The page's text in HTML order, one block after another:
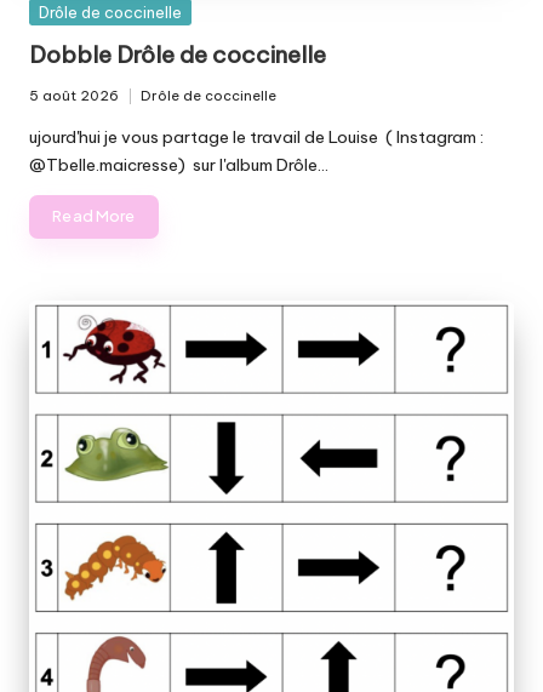
Posted
Drôle de coccinelle
Dobble Drôle de coccinelle
5 août 2026
in
Drôle de coccinelle
ujourd'hui je vous partage le travail de Louise ( Instagram :
@Tbelle.maicresse) sur l'album Drôle…
Read More